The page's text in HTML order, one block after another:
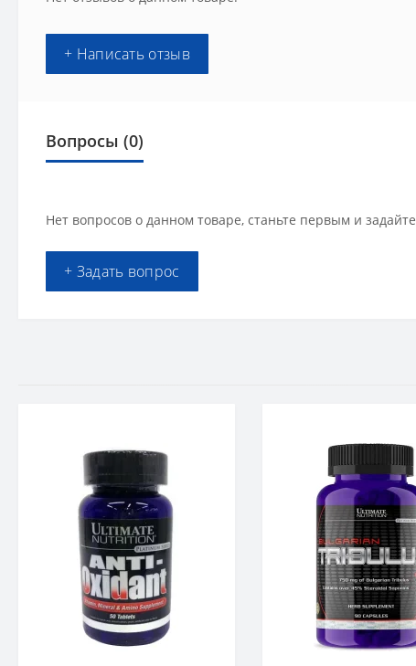
+ Написать отзыв
Вопросы (0)
Нет вопросов о данном товаре, станьте первым и
+ Задать вопрос